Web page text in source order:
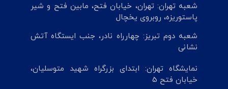
شعبه تهران: تهران، خیابان فتح، مابین فتح و شیر
پاستوریزه، روبروی یخچال
شعبه دوم تبریز: چهارراه نادر، جنب ایستگاه آتش
نشانی
نمایشگاه تهران: ابتدای بزرگراه شهید متوسلیان،
خیابان فتح 5